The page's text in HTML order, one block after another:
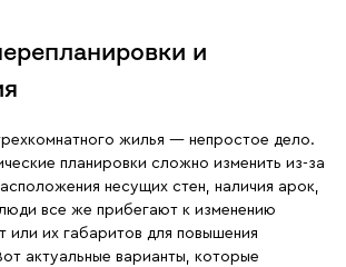
и
жилья ― непростое дело.
планировки сложно изменить из-за
несущих стен, наличия арок,
все же прибегают к изменению
или их габаритов для повышения
актуальные варианты, которые